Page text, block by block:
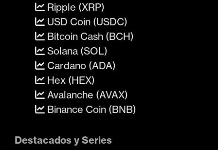
Ripple (XRP)
USD Coin (USDC)
Bitcoin Cash (BCH)
Solana (SOL)
Cardano (ADA)
Hex (HEX)
Avalanche (AVAX)
Binance Coin (BNB)
Destacados y Series